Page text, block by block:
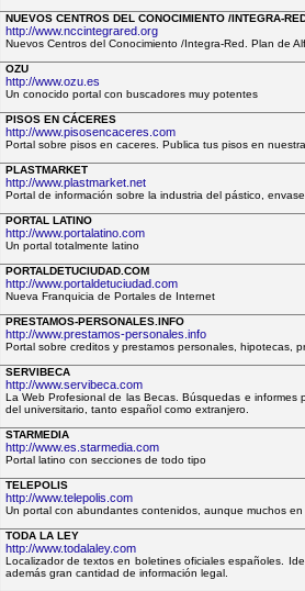
NUEVOS CENTROS DEL CONOCIMIENTO /INTEGRA-
http://www.nccintegrared.org
Nuevos Centros del Conocimiento /Integra-Red. Plan de
OZU
http://www.ozu.es
Un conocido portal con buscadores muy potentes
PISOS EN CÁCERES
http://www.pisosencaceres.com
Portal sobre pisos en caceres. Publica tus pisos en
PLASTMARKET
http://www.plastmarket.net
Portal de información sobre la industria del pástico,
PORTAL LATINO
http://www.portalatino.com
Un portal totalmente latino
PORTALDETUCIUDAD.COM
http://www.portaldetuciudad.com
Nueva Franquicia de Portales de Internet
PRESTAMOS-PERSONALES.INFO
http://www.prestamos-personales.info
Portal sobre creditos y prestamos personales, hipotecas,
SERVIBECA
http://www.servibeca.com
La Web Profesional de las Becas. Búsquedas e
del universitario, tanto español como extranjero.
STARMEDIA
http://www.es.starmedia.com
Portal latino con secciones de todo tipo
TELEPOLIS
http://www.telepolis.com
Un portal con abundantes contenidos, aunque muchos en
TODA LA LEY
http://www.todalaley.com
Localizador de textos en boletines oficiales españoles.
además gran cantidad de información legal.